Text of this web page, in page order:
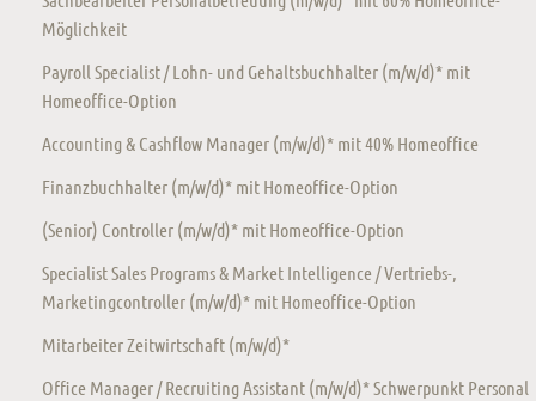
Möglichkeit
Payroll Specialist / Lohn- und Gehaltsbuchhalter (m/w/d)* mit
Homeoffice-Option
Accounting & Cashflow Manager (m/w/d)* mit 40% Homeoffice
Finanzbuchhalter (m/w/d)* mit Homeoffice-Option
(Senior) Controller (m/w/d)* mit Homeoffice-Option
Specialist Sales Programs & Market Intelligence / Vertriebs-,
Marketingcontroller (m/w/d)* mit Homeoffice-Option
Mitarbeiter Zeitwirtschaft (m/w/d)*
Office Manager / Recruiting Assistant (m/w/d)* Schwerpunkt Personal